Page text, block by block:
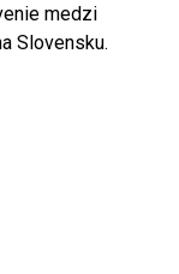
medzi
Slovensku.